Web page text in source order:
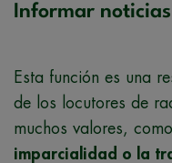
Informar
Esta función es una
de los locutores de
muchos valores,
imparcialidad o la